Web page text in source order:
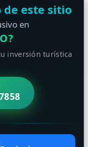
de este sitio
en
inversión turística